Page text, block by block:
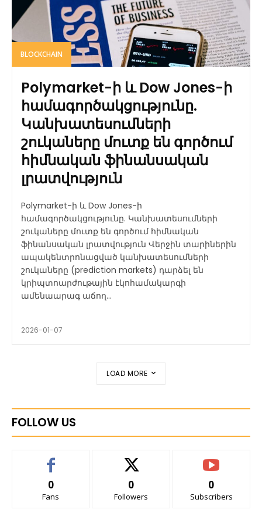
BLOCKCHAIN
Polymarket-ի և Dow Jones-ի
համագործակցությունը.
Կանխատեսումների
շուկաները մուտք են գործում
հիմնական ֆինանսական
լրատվություն
Polymarket-ի և Dow Jones-ի
համագործակցությունը. Կանխատեսումների
շուկաները մուտք են գործում հիմնական
ֆինանսական լրատվություն Վերջին տարիներին
ապակենտրոնացված կանխատեսումների
շուկաները (prediction markets) դարձել են
կրիպտոարժութային էկոհամակարգի
ամենաարագ աճող...
2026-01-07
LOAD MORE
FOLLOW US
0
Fans
0
Followers
0
Subscribers